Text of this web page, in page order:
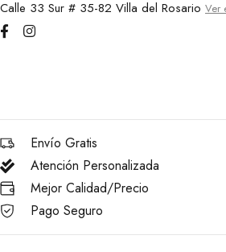
Calle 33 Sur # 35-82 Villa del Rosario Ver
Envío Gratis
Atención Personalizada
Mejor Calidad/Precio
Pago Seguro